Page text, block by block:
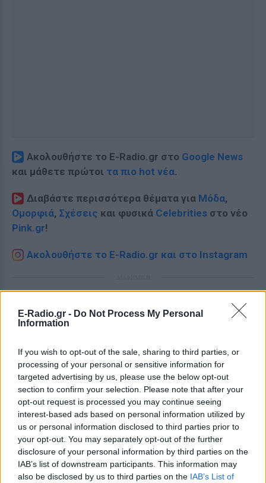
E-Radio.gr - Do Not Process My Personal
Information
If you wish to opt-out of the sale, sharing to third parties, or
processing of your personal or sensitive information for
targeted advertising by us, please use the below opt-out
section to confirm your selection. Please note that after your
opt-out request is processed you may continue seeing
interest-based ads based on personal information utilized by
us or personal information disclosed to third parties prior to
your opt-out. You may separately opt-out of the further
disclosure of your personal information by third parties on the
IAB’s list of downstream participants. This information may
also be disclosed by us to third parties on the IAB’s List of
Ακολουθήστε το E-Radio.gr στο Google News
και μάθετε πρώτοι τα πιο hot νέα.
Διαβάστε περισσότερα θέματα για Μόδα,
Ομορφιά, Σχέσεις και φυσικά Celebrities στο νέο
Pink.gr!
Ακολουθήστε το E-Radio.gr και στο Instagram